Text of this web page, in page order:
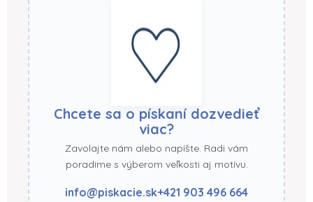
Chcete sa o pískaní dozvedieť
viac?
Zavolajte nám alebo napíšte. Radi vám
poradíme s výberom veľkosti aj motívu.
info@piskacie.sk+421 903 496 664